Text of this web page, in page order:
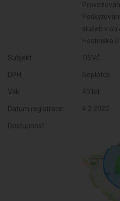
služeb v
Hostinská
Subjekt: OSVČ
DPH: Neplátce
Věk: 49 let
Datum registrace: 4.2.2022
Dostupnost: